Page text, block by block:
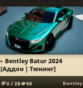
Bentley Batur 2024
[Аддон | Тюнинг]
0 28 90 Bentley